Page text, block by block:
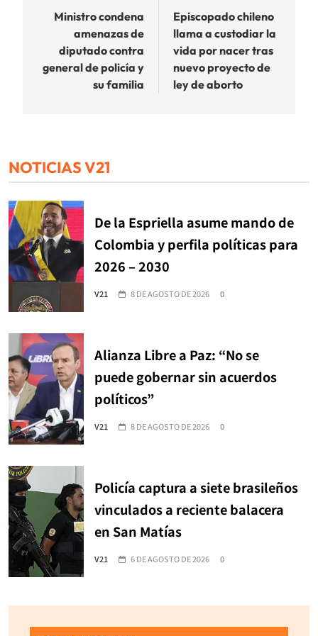
de
entradas
Ministro condena
amenazas de
diputado contra
general de policía y
su familia
Episcopado chileno
llama a custodiar la
vida por nacer tras
nuevo proyecto de
ley de aborto
NOTICIAS V21
De la Espriella asume mando de
Colombia y perfila políticas para
2026 – 2030
V21 8 DE AGOSTO DE 2026 0
Alianza Libre a Paz: “No se
puede gobernar sin acuerdos
políticos”
V21 8 DE AGOSTO DE 2026 0
Policía captura a siete brasileños
vinculados a reciente balacera
en San Matías
V21 6 DE AGOSTO DE 2026 0